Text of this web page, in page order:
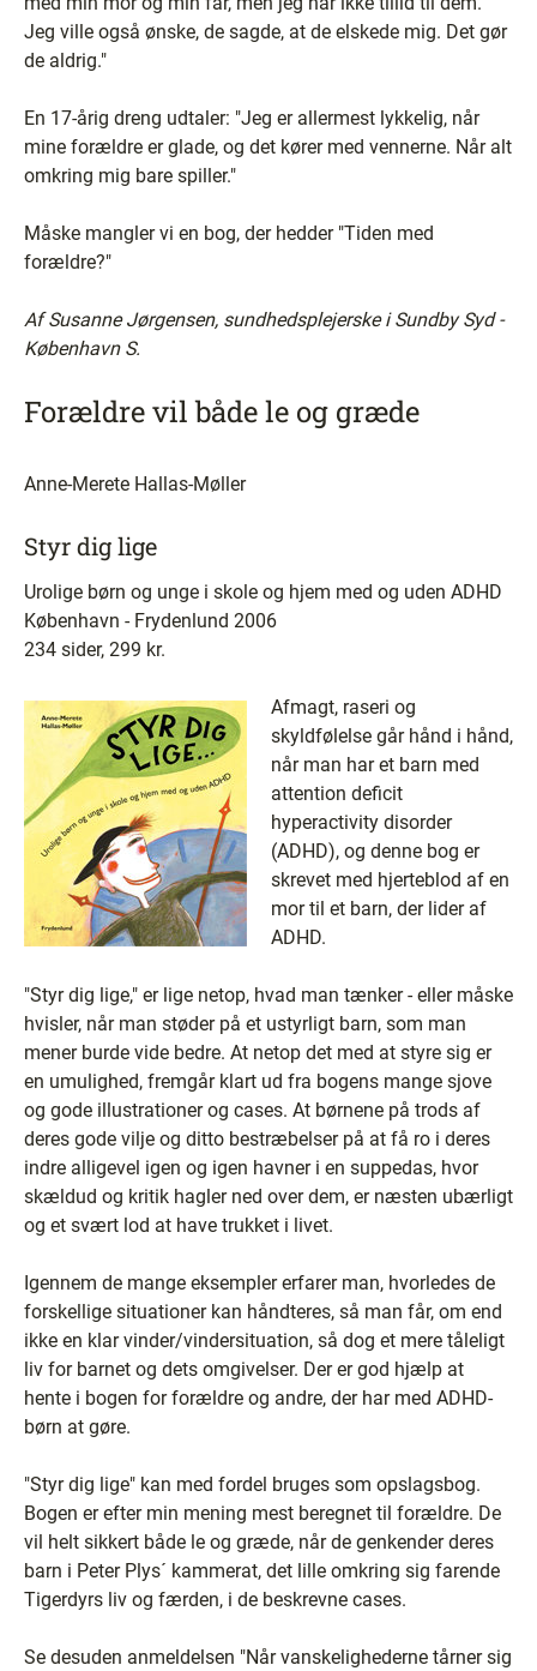
Jeg ville også ønske, de sagde, at de elskede mig. Det gør
de aldrig."
En 17-årig dreng udtaler: "Jeg er allermest lykkelig, når
mine forældre er glade, og det kører med vennerne. Når alt
omkring mig bare spiller."
Måske mangler vi en bog, der hedder "Tiden med
forældre?"
Af Susanne Jørgensen, sundhedsplejerske i Sundby Syd -
København S.
Forældre vil både le og græde
Anne-Merete Hallas-Møller
Styr dig lige
Urolige børn og unge i skole og hjem med og uden ADHD
København - Frydenlund 2006
234 sider, 299 kr.
Afmagt, raseri og
skyldfølelse går hånd i hånd,
når man har et barn med
attention deficit
hyperactivity disorder
(ADHD), og denne bog er
skrevet med hjerteblod af en
mor til et barn, der lider af
ADHD.
"Styr dig lige," er lige netop, hvad man tænker - eller måske
hvisler, når man støder på et ustyrligt barn, som man
mener burde vide bedre. At netop det med at styre sig er
en umulighed, fremgår klart ud fra bogens mange sjove
og gode illustrationer og cases. At børnene på trods af
deres gode vilje og ditto bestræbelser på at få ro i deres
indre alligevel igen og igen havner i en suppedas, hvor
skældud og kritik hagler ned over dem, er næsten ubærligt
og et svært lod at have trukket i livet.
Igennem de mange eksempler erfarer man, hvorledes de
forskellige situationer kan håndteres, så man får, om end
ikke en klar vinder/vindersituation, så dog et mere tåleligt
liv for barnet og dets omgivelser. Der er god hjælp at
hente i bogen for forældre og andre, der har med ADHD-
børn at gøre.
"Styr dig lige" kan med fordel bruges som opslagsbog.
Bogen er efter min mening mest beregnet til forældre. De
vil helt sikkert både le og græde, når de genkender deres
barn i Peter Plys´ kammerat, det lille omkring sig farende
Tigerdyrs liv og færden, i de beskrevne cases.
Se desuden anmeldelsen "Når vanskelighederne tårner sig